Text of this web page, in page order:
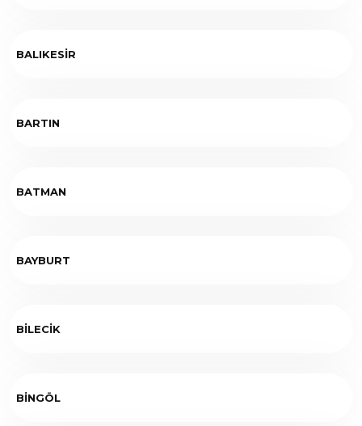
BALIKESİR
BARTIN
BATMAN
BAYBURT
BİLECİK
BİNGÖL